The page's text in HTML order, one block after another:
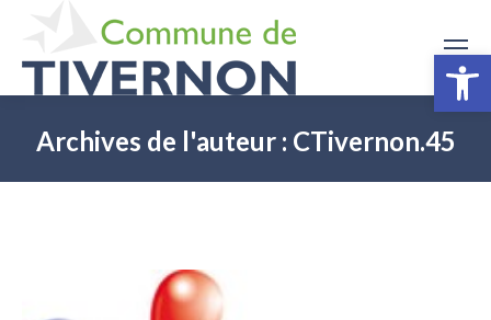
Archives de l'auteur : CTivernon.45